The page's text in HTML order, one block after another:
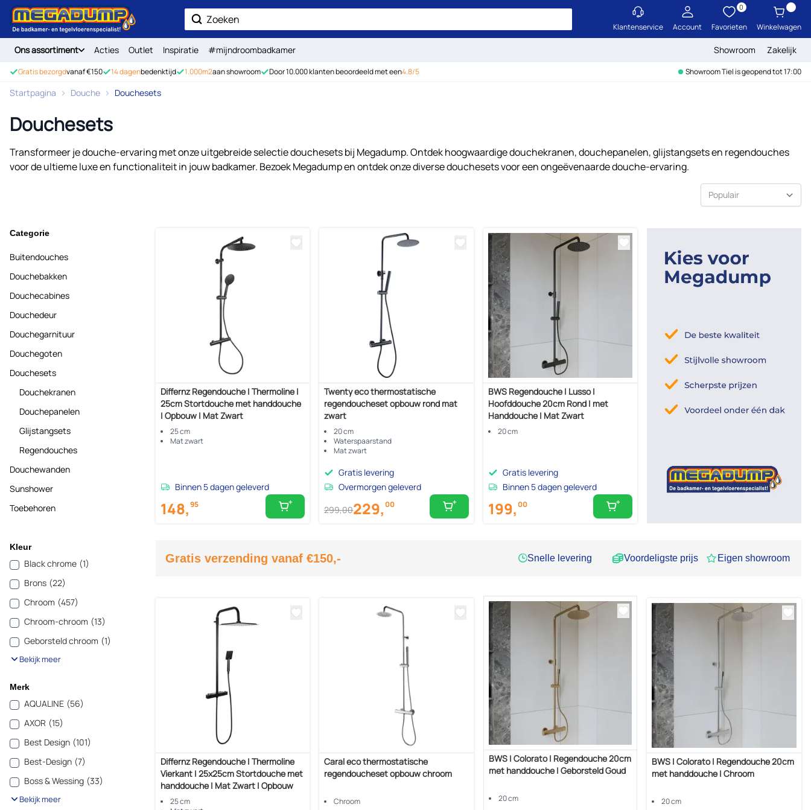
Ga naar de inhoud
Zoek Klantenservice Account Favorieten
0
Winkelwagen
Ons assortiment Acties Outlet Inspiratie #mijndroombadkamer Showroom Zakelijk
Gratis bezorgdvanaf €150 14 dagenbedenktijd 1.000m2aan showroom Door 10.000 klanten beoordeeld met een4.8/5 Showroom Tiel is geopend tot 17:00
Startpagina Douche Douchesets
Douchesets
Transformeer je douche-ervaring met onze uitgebreide selectie douchesets bij Megadump. Ontdek hoogwaardige douchekranen, douchepanelen, glijstangsets en regendouches
voor de ultieme luxe en functionaliteit in jouw badkamer. Bezoek Megadump en ontdek onze diverse douchesets voor een ongeëvenaarde douche-ervaring.
Categorie
Buitendouches
Douchebakken
Douchecabines
Douchedeur
Douchegarnituur
Douchegoten
Douchesets
Douchekranen
Douchepanelen
Glijstangsets
Regendouches
Douchewanden
Sunshower
Toebehoren
Kleur
Black chrome (1)
Brons (22)
Chroom (457)
Chroom-chroom (13)
Geborsteld chroom (1)
Bekijk meer
Merk
AQUALINE (56)
AXOR (15)
Best Design (101)
Best-Design (7)
Boss & Wessing (33)
Bekijk meer
Sorteer op
Differnz Regendouche | Thermoline |
25cm Stortdouche met handdouche
| Opbouw | Mat Zwart
25 cm
Mat zwart
Binnen 5 dagen geleverd
148,95
Twenty eco thermostatische
regendoucheset opbouw rond mat
zwart
20 cm
Waterspaarstand
Mat zwart
Gratis levering
Overmorgen geleverd
229,00
299,00
BWS Regendouche | Lusso |
Hoofddouche 20cm Rond | met
Handdouche | Mat Zwart
20 cm
Gratis levering
Binnen 5 dagen geleverd
199,00
Gratis verzending vanaf €150,- Snelle levering Voordeligste prijs Eigen showroom
Differnz Regendouche | Thermoline
Vierkant | 25x25cm Stortdouche met
handdouche | Mat Zwart | Opbouw
25 cm
Caral eco thermostatische
regendoucheset opbouw chroom
Chroom
BWS | Colorato | Regendouche 20cm
met handdouche | Geborsteld Goud
20 cm
BWS | Colorato | Regendouche 20cm
met handdouche | Chroom
20 cm